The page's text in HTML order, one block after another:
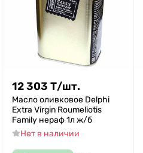
12 303 Т/шт.
Масло оливковое Delphi
Еxtra Virgin Roumeliotis
Family нераф 1л ж/б
Нет в наличии